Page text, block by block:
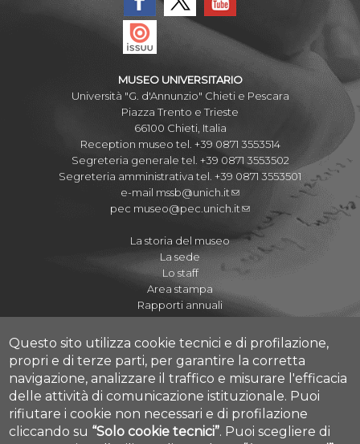
MUSEO UNIVERSITARIO
Università "G. d'Annunzio" Chieti e Pescara
Piazza Trento e Trieste
66100 Chieti, Italia
Reception museo tel. +39 0871 3553514
Segreteria generale tel. +39 0871 3553502
Segreteria amministrativa tel. +39 0871 3553501
e-mail mssb@unich.it
pec museo@pec.unich.it
La storia del museo
La sede
Lo staff
Area stampa
Rapporti annuali
Regolamenti
Quaderni del Museo
Journal of Paleopathology
Proposte didattiche A.S. 2020-2021
Questo sito utilizza cookie tecnici e di profilazione,
propri e di terze parti, per garantire la corretta
navigazione, analizzare il traffico e misurare l'efficacia
delle attività di comunicazione istituzionale. Puoi
rifiutare i cookie non necessari e di profilazione
cliccando su “Solo cookie tecnici”. Puoi scegliere di